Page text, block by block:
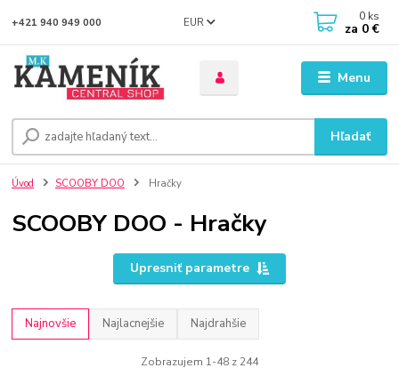
Menu
EUR
Hľadať
+421 940 949 000 0 ks
za 0 €
Úvod SCOOBY DOO Hračky
SCOOBY DOO - Hračky
Upresniť parametre
Najnovšie Najlacnejšie Najdrahšie
Zobrazujem 1-48 z 244